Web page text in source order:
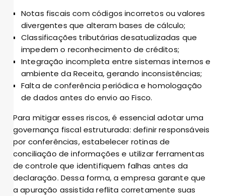
Notas fiscais com códigos incorretos ou valores
divergentes que alteram bases de cálculo;
Classificações tributárias desatualizadas que
impedem o reconhecimento de créditos;
Integração incompleta entre sistemas internos e
ambiente da Receita, gerando inconsistências;
Falta de conferência periódica e homologação
de dados antes do envio ao Fisco.
Para mitigar esses riscos, é essencial adotar uma
governança fiscal estruturada: definir responsáveis
por conferências, estabelecer rotinas de
conciliação de informações e utilizar ferramentas
de controle que identifiquem falhas antes da
declaração. Dessa forma, a empresa garante que
a apuração assistida reflita corretamente suas